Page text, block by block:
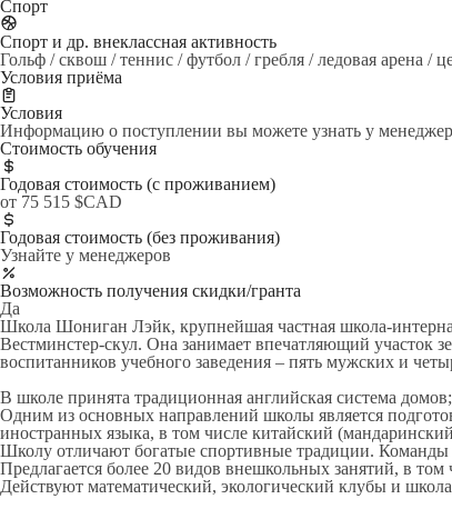
Спорт
Спорт и др. внеклассная активность
Гольф / сквош / теннис / футбол / гребля / ледовая арена /
Условия приёма
Условия
Информацию о поступлении вы можете узнать у
Стоимость обучения
Годовая стоимость (с проживанием)
от 75 515 $CAD
Годовая стоимость (без проживания)
Узнайте у менеджеров
Возможность получения скидки/гранта
Да
Школа Шониган Лэйк, крупнейшая частная школа-
Вестминстер-скул. Она занимает впечатляющий участок
воспитанников учебного заведения – пять мужских и
В школе принята традиционная английская система
Одним из основных направлений школы является
иностранных языка, в том числе китайский
Школу отличают богатые спортивные традиции. Команды
Предлагается более 20 видов внешкольных занятий, в
Действуют математический, экологический клубы и